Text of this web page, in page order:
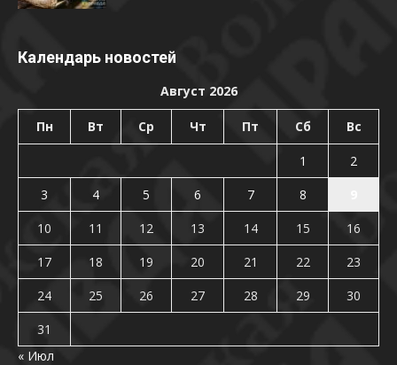
Календарь новостей
Август 2026
Пн Вт Ср Чт Пт Сб Вс
1
2
3
4 5 6 7 8
10
11 12 13 14 15
16
17
18 19 20 21 22
23
24
25 26 27 28 29
30
31
« Июл